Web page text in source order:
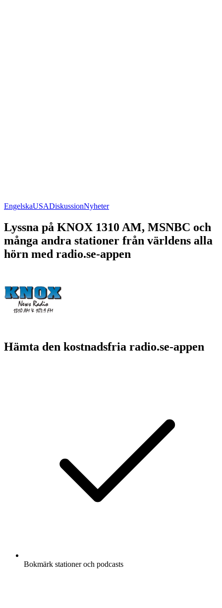
EngelskaUSADiskussionNyheter
Lyssna på KNOX 1310 AM, MSNBC och
många andra stationer från världens alla
hörn med radio.se-appen
Hämta den kostnadsfria radio.se-appen
Bokmärk stationer och podcasts